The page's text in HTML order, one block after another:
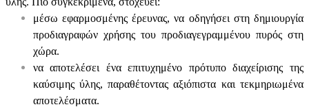
μέσω εφαρμοσμένης έρευνας, να οδηγήσει στη δημιουργία
προδιαγραφών χρήσης του προδιαγεγραμμένου πυρός στη
χώρα.
να αποτελέσει ένα επιτυχημένο πρότυπο διαχείρισης της
καύσιμης ύλης, παραθέτοντας αξιόπιστα και τεκμηριωμένα
αποτελέσματα.